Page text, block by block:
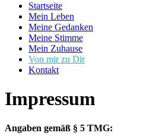
Startseite
Mein Leben
Meine Gedanken
Meine Stimme
Mein Zuhause
Von mir zu Dir
Kontakt
Impressum
Angaben gemäß § 5 TMG: